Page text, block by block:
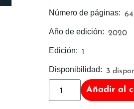
Añadir al
Disponibilidad: 3
Edición: 1
Año de edición: 2020
Número de páginas: 64